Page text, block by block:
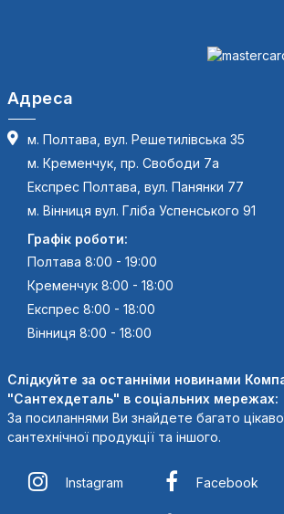
Адреса
м. Полтава, вул. Решетилівська 35
м. Кременчук, пр. Свободи 7а
Експрес Полтава, вул. Панянки 77
м. Вінниця вул. Гліба Успенського 91
Графік роботи:
Полтава 8:00 - 19:00
Кременчук 8:00 - 18:00
Експрес 8:00 - 18:00
Вінниця 8:00 - 18:00
Слідкуйте за останніми новинами
"Сантехдеталь" в соціальних мережах:
За посиланнями Ви знайдете багато
сантехнічної продукції та іншого.
Instagram Facebook